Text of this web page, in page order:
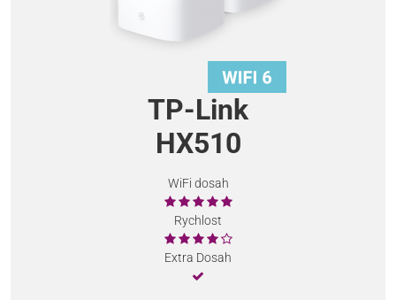
TP-Link
HX510
WiFi dosah
Rychlost
Extra Dosah